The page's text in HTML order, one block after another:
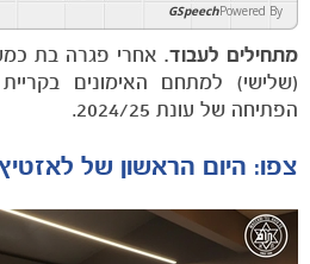
Powered By
GSpeech
מתחילים לעבוד. אחרי פגרה בת
(שלישי) למתחם האימונים
הפתיחה של עונת 2024/25.
צפו: היום הראשון של